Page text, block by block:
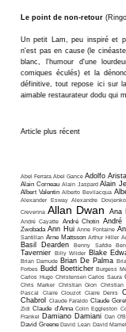
Le point de non-retour
Un petit Lam, peu inspiré et
n'est pas en cause (le
blanc, l'humour d'une
comiques éculés) et la
définitive, tout repose ici sur
aimable restaurateur dodu qui
Article plus récent
Abel Ferrara Abel Gance Adolfo
Alain Corneau Alain Jaspard Alain
Albert Valentin Alberto Bevilacqua
Alexander Esway Alexandre Dovjenko
Crevenna Allan Dwan Ana
André Cayatte André Chotin André
Zwobada Ann Hui Anne Fontaine
Santillan Arne Mattsson Arthur Hiller
Basil Dearden Benny Safdie
Tavernier Billy Wilder Blake
Brian Damude Brian De Palma
Forbes Budd Boetticher Burgess
Carlos Hugo Christensen Carlos Saura
Chris Marker Christian Gion Christian
Pascal
Claire Clouzot Claire Denis
Chabrol
Claude Faraldo Claude
Zidi Claude d'Anna Colin Eggleston
Frankel Damiano Damiani Dan
David Greene David Lean David